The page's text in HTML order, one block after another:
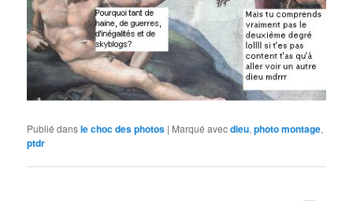
Publié dansle choc des photos | Marqué avecdieu,photo montage,
ptdr